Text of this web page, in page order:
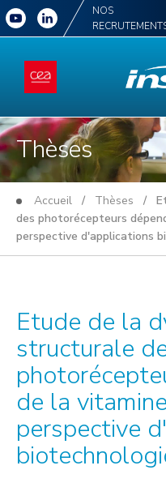
NOS
Thèses
Accueil / Thèses /
des photorécepteurs
perspective d'applications
Etude de la
structurale
de la
perspective